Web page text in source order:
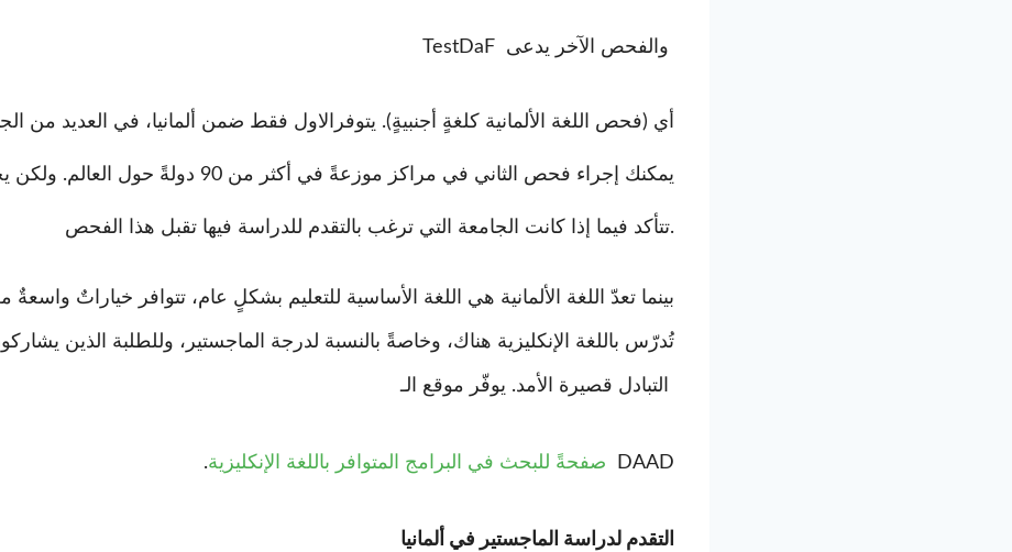
TestDaF
أي (فحص اللغة الألمانية كلغةٍ أجنبيةٍ). يتوفر الاول فقط ضمن ألمانيا، في العديد من
يمكنك إجراء فحص الثاني في مراكز موزعةً في أكثر من 90
تتأكد فيما إذا كانت الجامعة التي ترغب بالتقدم للدراسة فيها تقبل هذا الفحص.
بينما تعدّ اللغة الألمانية هي اللغة الأساسية للتعليم بشكلٍ عام، تتوافر خياراتٌ واسعةٌ
تُدرّس باللغة الإنكليزية هناك، وخاصةً بالنسبة لدرجة الماجستير، وللطلبة الذين
.صفحةً للبحث في البرامج المتوافر باللغة الإنكليزية DAAD
التقدم لدراسة الماجستير في ألمانيا